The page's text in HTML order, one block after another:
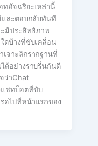
ทอัจฉริยะเหล่านี้
และตอบกลับทันที
ะมีประสิทธิภาพ
ดบ้างที่ขับเคลื่อน
เจาะลึกรากฐานที่
ด้อย่างราบรื่นกันดี
ว่าChat
แชทบ็อตที่ขับ
ดไปที่หน้าแรกของ